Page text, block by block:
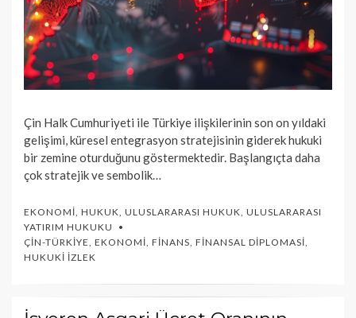
Çin Halk Cumhuriyeti ile Türkiye ilişkilerinin son on yıldaki
gelişimi, küresel entegrasyon stratejisinin giderek hukuki
bir zemine oturduğunu göstermektedir. Başlangıçta daha
çok stratejik ve sembolik…
EKONOMI HUKUK ULUSLARARASI HUKUK ULUSLARARASI
YATIRIM HUKUKU
ÇIN-TÜRKIYE EKONOMI FINANS FINANSAL DIPLOMASI
HUKUKI İZLEK